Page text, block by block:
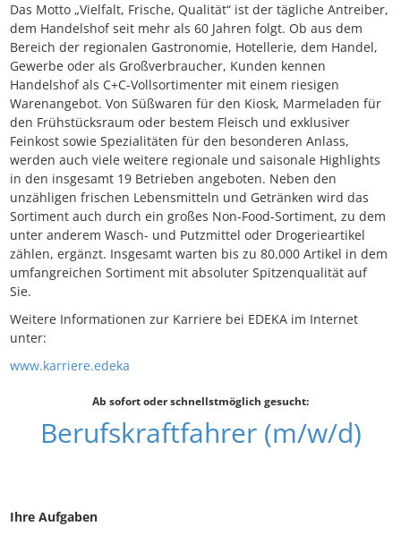
Das Motto „Vielfalt, Frische, Qualität“ ist der tägliche Antreiber,
dem Handelshof seit mehr als 60 Jahren folgt. Ob aus dem
Bereich der regionalen Gastronomie, Hotellerie, dem Handel,
Gewerbe oder als Großverbraucher, Kunden kennen
Handelshof als C+C-Vollsortimenter mit einem riesigen
Warenangebot. Von Süßwaren für den Kiosk, Marmeladen für
den Frühstücksraum oder bestem Fleisch und exklusiver
Feinkost sowie Spezialitäten für den besonderen Anlass,
werden auch viele weitere regionale und saisonale Highlights
in den insgesamt 19 Betrieben angeboten. Neben den
unzähligen frischen Lebensmitteln und Getränken wird das
Sortiment auch durch ein großes Non-Food-Sortiment, zu dem
unter anderem Wasch- und Putzmittel oder Drogerieartikel
zählen, ergänzt. Insgesamt warten bis zu 80.000 Artikel in dem
umfangreichen Sortiment mit absoluter Spitzenqualität auf
Sie.
Weitere Informationen zur Karriere bei EDEKA im Internet
unter:
www.karriere.edeka
Ab sofort oder schnellstmöglich gesucht:
Berufskraftfahrer (m/w/d)
Ihre Aufgaben